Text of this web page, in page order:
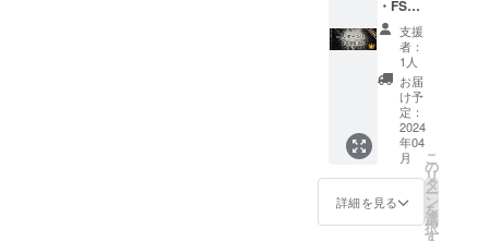
リリー
スパー
ティー
につい
て 開催
予定日:
2023年
4月頃開
催予定
場所:東
京都渋
谷区付
・FSC
リリー
スパー
ティー
ご招待
・アプ
リ内通
貨(ポイ
ント)
15000
円分 ・
運営か
らお礼
のメッ
支援
者：
1人
お届
け予
定：
2024
年04
月
詳細を見る
こ
の
リ
タ
ー
ン
を
選
択
す